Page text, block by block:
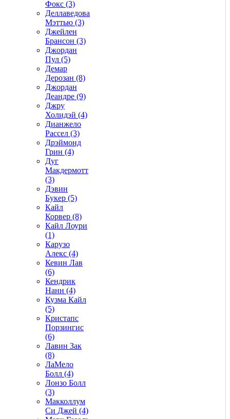
Фокс (3)
Деллаведова
Мэттью (3)
Джейлен
Брансон (3)
Джордан
Пул (5)
Демар
Дерозан (8)
Джордан
Деандре (9)
Джру
Холидэй (4)
Дианжело
Рассел (3)
Дрэймонд
Грин (4)
Дуг
Макдермотт
(3)
Дэвин
Букер (5)
Кайл
Корвер (8)
Кайл Лоури
(1)
Карузо
Алекс (4)
Кевин Лав
(6)
Кендрик
Нанн (4)
Кузма Кайл
(5)
Кристапс
Порзингис
(6)
Лавин Зак
(8)
ЛаМело
Болл (4)
Лонзо Болл
(3)
Макколлум
Си Джей (4)